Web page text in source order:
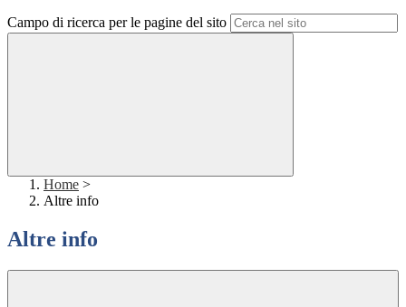
Campo di ricerca per le pagine del sito
Home >
Altre info
Altre info